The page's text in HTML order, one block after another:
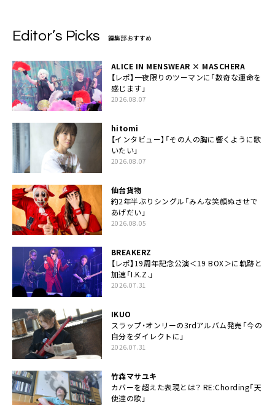
Editor’s Picks 編集部おすすめ
ALICE IN MENSWEAR × MASCHERA
【レポ】一夜限りのツーマンに「数奇な運命を
感じます」
2026.08.07
hitomi
【インタビュー】「その人の胸に響くように歌
いたい」
2026.08.07
仙台貨物
約2年半ぶりシングル「みんな笑顔ぬさせで
あげだい」
2026.08.05
BREAKERZ
【レポ】19周年記念公演＜19 BOX＞に軌跡と
加速「I.K.Z.」
2026.07.31
IKUO
スラップ・オンリーの3rdアルバム発売「今の
自分をダイレクトに」
2026.07.31
竹森マサユキ
カバーを超えた表現とは？ RE:Chording「天
使達の歌」